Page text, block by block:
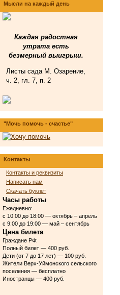
Мысли на каждый день
Каждая радостная
утрата есть
безмерный выигрыш.
Листы сада М. Озарение,
ч. 2, гл. 7, п. 2
"Мочь помочь - счастье"
Контакты
Контакты и реквизиты
Написать нам
Скачать буклет
Часы работы
Ежедневно:
с 10:00 до 18:00 — октябрь – апрель
с 9:00 до 19:00 — май – сентябрь
Цена билета
Граждане РФ:
Полный билет — 400 руб.
Дети (от 7 до 17 лет) — 100 руб.
Жители Верх-Уймонского сельского
поселения — бесплатно
Иностранцы — 400 руб.